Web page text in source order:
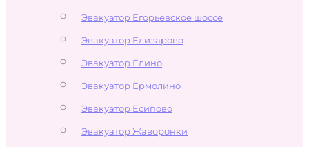
Эвакуатор Егорьевское шоссе
Эвакуатор Елизарово
Эвакуатор Елино
Эвакуатор Ермолино
Эвакуатор Есипово
Эвакуатор Жаворонки